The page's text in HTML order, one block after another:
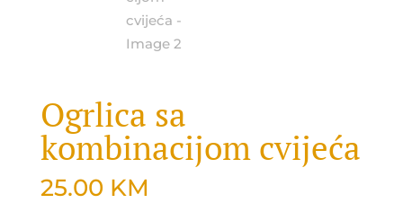
Ogrlica sa
kombinacijom cvijeća
25.00 KM